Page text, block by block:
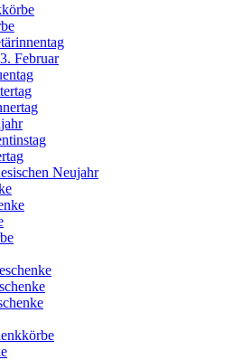
Februar
Neujahr